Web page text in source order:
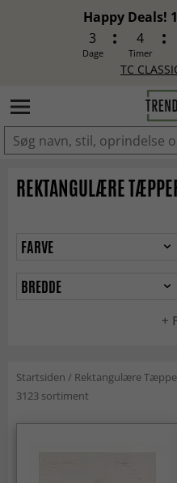
Happy Deals!
3
Dage
4
Timer
TC
LAGT I
REKTANGULÆRE
+
FARVE
BREDDE
Startsiden / Rektangulære
3123 sortiment